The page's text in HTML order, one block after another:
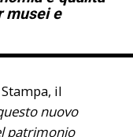
musei e
il
nuovo
patrimonio